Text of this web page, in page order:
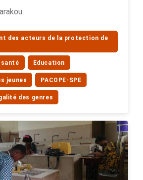
des acteurs de la protection de
Education
jeunes PACOPE-SPE
des genres